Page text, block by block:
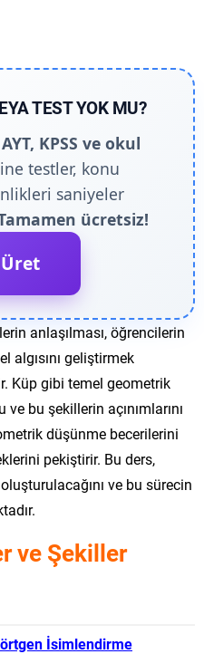
TEST YOK MU?
KPSS ve okul
testler, konu
saniyeler
ücretsiz!
Üret
anlaşılması, öğrencilerin
algısını geliştirmek
Küp gibi temel geometrik
bu şekillerin açınımlarını
düşünme becerilerini
pekiştirir. Bu ders,
ve bu sürecin
ve Şekiller
İsimlendirme